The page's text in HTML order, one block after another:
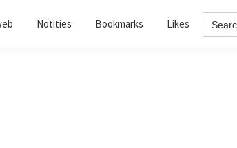
Notities Bookmarks Likes Search
for: